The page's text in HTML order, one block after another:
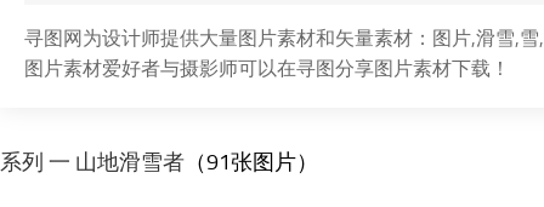
寻图网为设计师提供大量图片素材和矢量素材：图片,滑雪,
图片素材爱好者与摄影师可以在寻图分享图片素材下载！
系列 一 山地滑雪者 （91张图片）